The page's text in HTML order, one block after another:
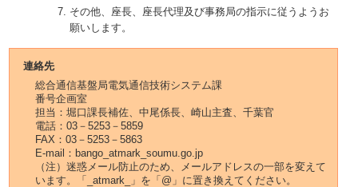
その他、座長、座長代理及び事務局の指示に従うようお
願いします。
連絡先
総合通信基盤局電気通信技術システム課
番号企画室
担当：堀口課長補佐、中尾係長、崎山主査、千葉官
電話：03－5253－5859
FAX：03－5253－5863
E-mail：bango_atmark_soumu.go.jp
（注）迷惑メール防止のため、メールアドレスの一部を変えて
います。「_atmark_」を「@」に置き換えてください。